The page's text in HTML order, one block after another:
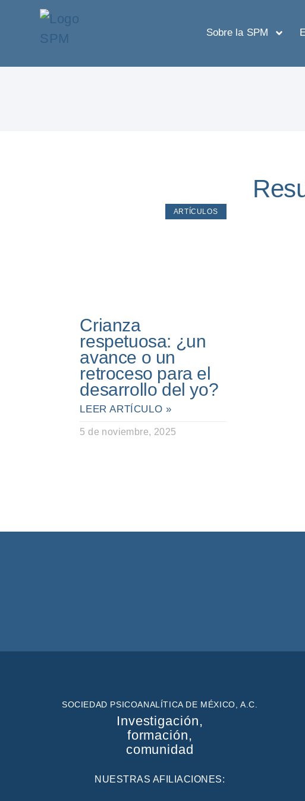
Sobre la SPM
ARTÍCULOS
Crianza
respetuosa: ¿un
avance o un
retroceso para el
desarrollo del yo?
LEER ARTÍCULO »
5 de noviembre, 2025
SOCIEDAD PSICOANALÍTICA DE MÉXICO, A.C.
Investigación,
formación,
comunidad
NUESTRAS AFILIACIONES: